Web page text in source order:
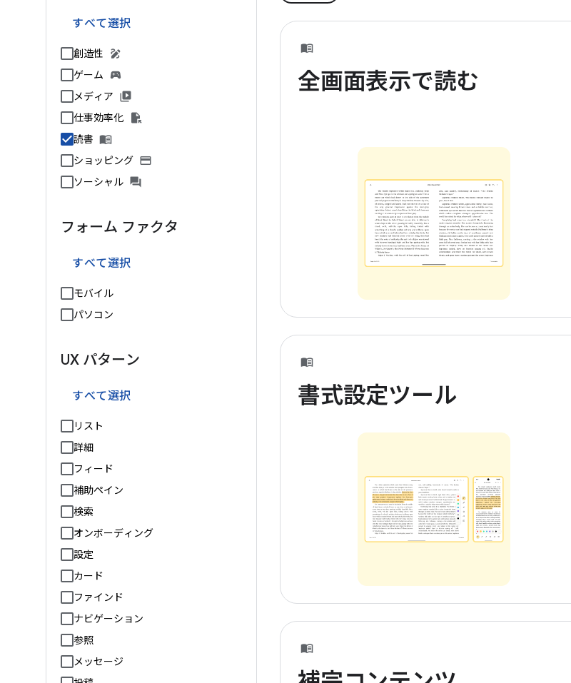
すべて選択
創造性
ゲーム
メディア
仕事効率化
読書
ショッピング
ソーシャル
フォーム ファクタ
すべて選択
モバイル
パソコン
UX パターン
すべて選択
リスト
詳細
フィード
補助ペイン
検索
オンボーディング
設定
カード
ファインド
ナビゲーション
参照
メッセージ
全画面表示で読む
書式設定ツール